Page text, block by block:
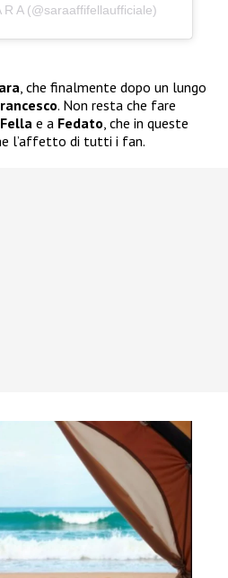
A (@saraaffifellaufficiale)
, che finalmente dopo un lungo
. Non resta che fare
e a Fedato , che in queste
l’affetto di tutti i fan.